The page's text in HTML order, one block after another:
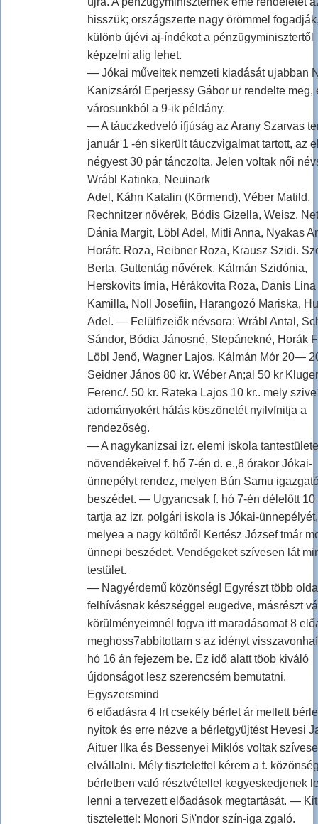
hisszük; országszerte nagy örömmel
különb újévi aj-índékot a pénzügyminisztertől
képzelni alig lehet.
— Jókai műveitek nemzeti kiadását ujabban
Kanizsáról Eperjessy Gábor ur rendelte meg,
városunkból a 9-ik példány.
— A táuczkedveló ifjúság az Arany Szarvas
január 1 -én sikerült táuczvigalmat tartott, az
négyest 30 pár tánczolta. Jelen voltak női
Wrábl Katinka, Neuinark
Adel, Káhn Katalin (Körmend), Véber Matild,
Rechnitzer nővérek, Bódis Gizella, Weisz.
Dánia Margit, Löbl Adel, Mitli Anna, Nyakas
Horáfc Roza, Reibner Roza, Krausz Szidi.
Berta, Guttentág nővérek, Kálmán Szidónia,
Herskovits írnia, Hérákovita Roza, Danis
Kamilla, Noll Josefiin, Harangozó Mariska,
Adel. — Felülfizeiők névsora: Wrábl Antal,
Sándor, Bódia Jánosné, Stepánekné, Horák
Löbl Jenő, Wagner Lajos, Kálmán Mór 20—
Seidner János 80 kr. Wéber An;al 50 kr Kluger
Ferenc/. 50 kr. Rateka Lajos 10 kr.. mely
adományokért hálás köszönetét nyilvfnitja a
rendezőség.
— A nagykanizsai izr. elemi iskola tantestülete
növendékeivel f. hő 7-én d. e.,8 órakor Jókai-
ünnepélyt rendez, melyen Bún Samu
beszédet. — Ugyancsak f. hó 7-én délelőtt 10
tartja az izr. polgári iskola is Jókai-ünnepélyét,
melyea a nagy költőről Kertész József tmár
ünnepi beszédet. Vendégeket szívesen lát
testület.
— Nagyérdemű közönség! Egyrészt több
felhívásnak készséggel eugedve, másrészt
körülményeimnél fogva itt maradásomat 8
meghoss7abbitottam s az idényt
hó 16 án fejezem be. Ez idő alatt töob kiváló
újdonságot lesz szerencsém bemutatni.
Egyszersmind
6 előadásra 4 Irt csekély bérlet ár mellett
nyitok és erre nézve a bérletgyüjtést Hevesi
Aituer Ilka és Bessenyei Miklós voltak
elvállalni. Mély tisztelettel kérem a t.
bérletben való résztvétellel kegyeskedjenek
lenni a tervezett előadások megtartását. —
tisztelettel: Monori Si\'ndor szín-iga zgaló.